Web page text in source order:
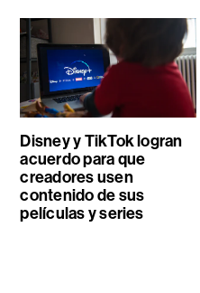
Disney y TikTok logran
acuerdo para que
creadores usen
contenido de sus
películas y series